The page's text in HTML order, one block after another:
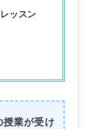
ッスン
業が受け